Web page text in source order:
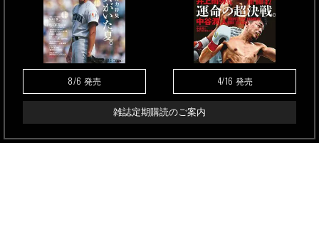
8/6 発売 4/16 発売
雑誌定期購読のご案内